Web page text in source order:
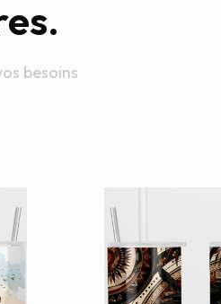
besoins